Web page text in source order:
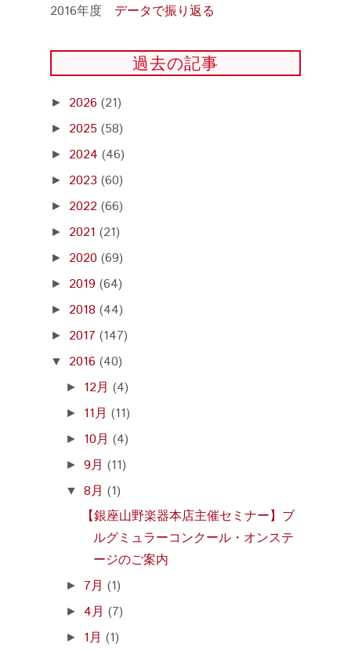
2016年度 データで振り返る
過去の記事
► 2026 (21)
► 2025 (58)
► 2024 (46)
► 2023 (60)
► 2022 (66)
► 2021 (21)
► 2020 (69)
► 2019 (64)
► 2018 (44)
► 2017 (147)
▼ 2016 (40)
► 12月(4)
► 11月(11)
► 10月(4)
►9月(11)
▼8月(1)
【銀座山野楽器本店主催セミナー】ブ
ルグミュラーコンクール・オンステ
ージのご案内
► 7月(1)
► 4月(7)
► 1月(1)